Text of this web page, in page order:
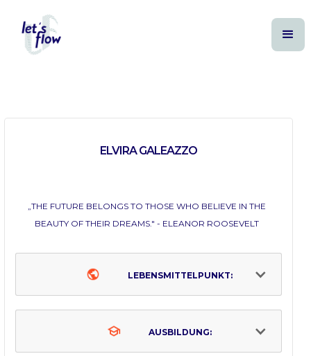
ELVIRA GALEAZZO
„THE FUTURE BELONGS TO THOSE WHO BELIEVE IN THE
BEAUTY OF THEIR DREAMS." - ELEANOR ROOSEVELT
LEBENSMITTELPUNKT:
AUSBILDUNG: